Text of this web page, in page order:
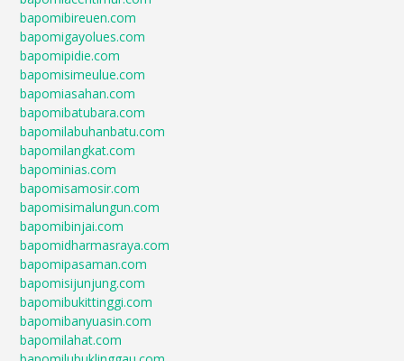
bapomibireuen.com
bapomigayolues.com
bapomipidie.com
bapomisimeulue.com
bapomiasahan.com
bapomibatubara.com
bapomilabuhanbatu.com
bapomilangkat.com
bapominias.com
bapomisamosir.com
bapomisimalungun.com
bapomibinjai.com
bapomidharmasraya.com
bapomipasaman.com
bapomisijunjung.com
bapomibukittinggi.com
bapomibanyuasin.com
bapomilahat.com